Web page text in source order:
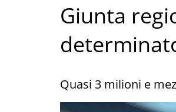
Giunta
Quasi 3 milioni e